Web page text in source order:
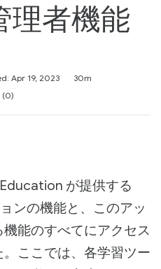
理者機能
Apr 19, 2023
30m
0
が提供する
ンの機能と、このアッ
能のすべてにアクセス
ここでは、各学習ツー